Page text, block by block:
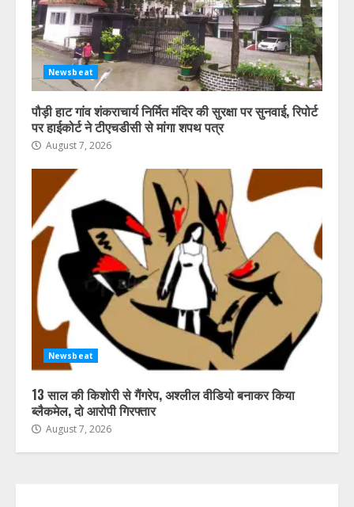
Newsbeat
पौड़ी हाट गांव शंकराचार्य निर्मित मंदिर की सुरक्षा पर सुनवाई, रिपोर्ट
पर हाईकोर्ट ने टीएचडीसी से मांगा शपथ पत्र
August 7, 2026
Newsbeat
13 साल की किशोरी से गैंगरेप, अश्लील वीडियो बनाकर किया
ब्लैकमेल, दो आरोपी गिरफ्तार
August 7, 2026